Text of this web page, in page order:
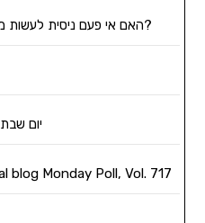
האם אי פעם ניסית לעשות משלך מוצרי טיפוח העור שלך?
יום שבת
blog Monday Poll, Vol. 717